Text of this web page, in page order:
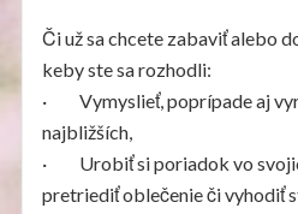
Či už sa chcete zabaviť alebo
keby ste sa rozhodli:
· Vymyslieť, poprípade aj
najbližších,
· Urobiť si poriadok vo
pretriediť oblečenie či vyhodiť